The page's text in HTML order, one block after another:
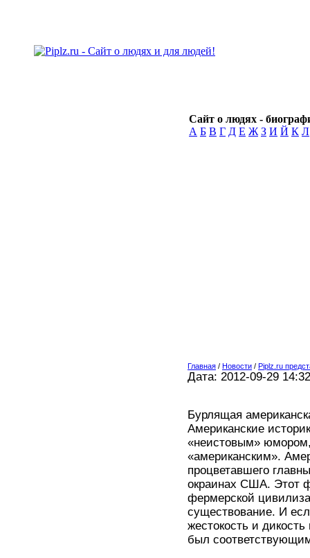
Сайт о людях -
А Б В Г Д Е Ж З И Й К Л
Главная / Новости / Piplz.ru
Дата: 2012-09-29 14:32
Бурлящая
Американские
«неистовым»
«американским».
процветавшего
окраинах США. Этот
фермерской
существование. И
жестокость и
был